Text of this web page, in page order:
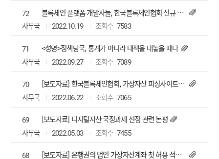
72
블록체인 플랫폼 개발사들, 한국블록체인협회 신규 가입
사무국
2022.10.19 7583
71
<성명>정책당국, 통계가 아니라 대책을 내놓을 때다
사무국
2022.09.27 7089
70
[보도자료] 한국블록체인협회, 가상자산 피싱사이트 예방서비스 개시
사무국
2022.06.22 7065
69
[보도자료] 디지털자산 국정과제 선정 관련 논평
사무국
2022.05.03 7455
68
[보도자료] 은행권의 법인 가상자산계좌 첫 허용 적극 환영